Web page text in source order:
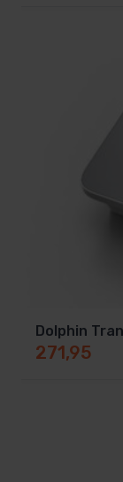
Dolphin
271,95